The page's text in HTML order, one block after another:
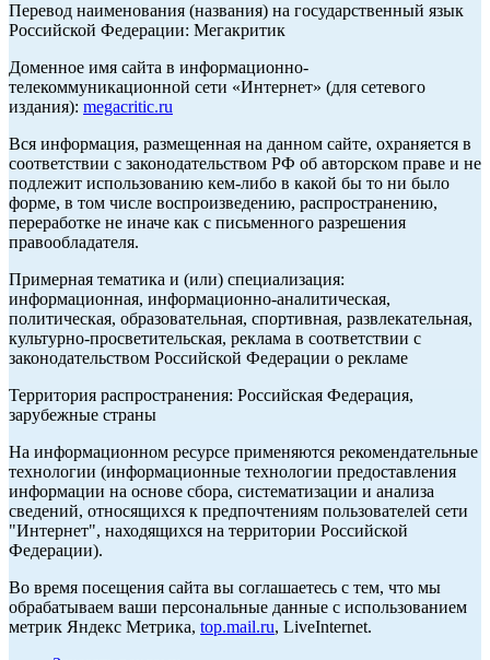
Перевод наименования (названия) на государственный язык
Российской Федерации: Мегакритик
Доменное имя сайта в информационно-
телекоммуникационной сети «Интернет» (для сетевого
издания): megacritic.ru
Вся информация, размещенная на данном сайте, охраняется в
соответствии с законодательством РФ об авторском праве и не
подлежит использованию кем-либо в какой бы то ни было
форме, в том числе воспроизведению, распространению,
переработке не иначе как с письменного разрешения
правообладателя.
Примерная тематика и (или) специализация:
информационная, информационно-аналитическая,
политическая, образовательная, спортивная, развлекательная,
культурно-просветительская, реклама в соответствии с
законодательством Российской Федерации о рекламе
Территория распространения: Российская Федерация,
зарубежные страны
На информационном ресурсе применяются рекомендательные
технологии (информационные технологии предоставления
информации на основе сбора, систематизации и анализа
сведений, относящихся к предпочтениям пользователей сети
"Интернет", находящихся на территории Российской
Федерации).
Во время посещения сайта вы соглашаетесь с тем, что мы
обрабатываем ваши персональные данные с использованием
метрик Яндекс Метрика, top.mail.ru, LiveInternet.